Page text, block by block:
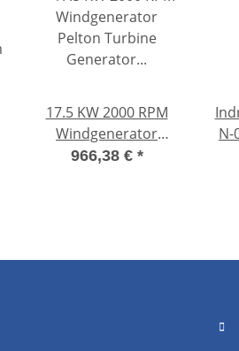
17.5 KW 2000 RPM
Windgenerator
Pelton Turbine
966,38 € *
N-